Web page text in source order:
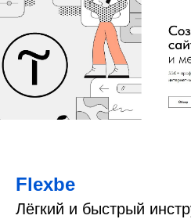
Flexbe
Лёгкий и быстрый